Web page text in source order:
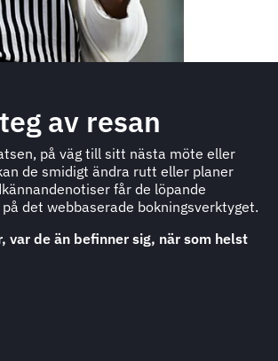
av resan
på väg till sitt nästa möte eller
de smidigt ändra rutt eller planer
får de löpande
det webbaserade bokningsverktyget.
var de än befinner sig, när som helst